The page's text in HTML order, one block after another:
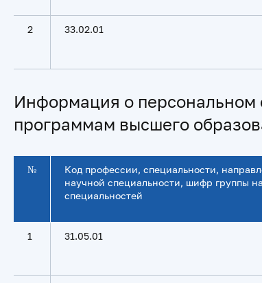
2 33.02.01
Информация о персональном
программам высшего
№
Код профессии, специальности,
научной специальности, шифр группы
специальностей
1 31.05.01